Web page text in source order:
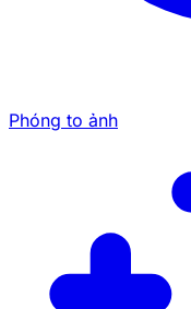
Phóng to ảnh